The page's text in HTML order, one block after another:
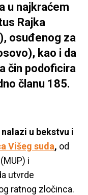
u najkraćem
Rajka
osuđenog za
kao i da
čin podoficira
članu 185.
nalazi u bekstvu i
Višeg suda, od
i
utvrde
ratnog zločinca.